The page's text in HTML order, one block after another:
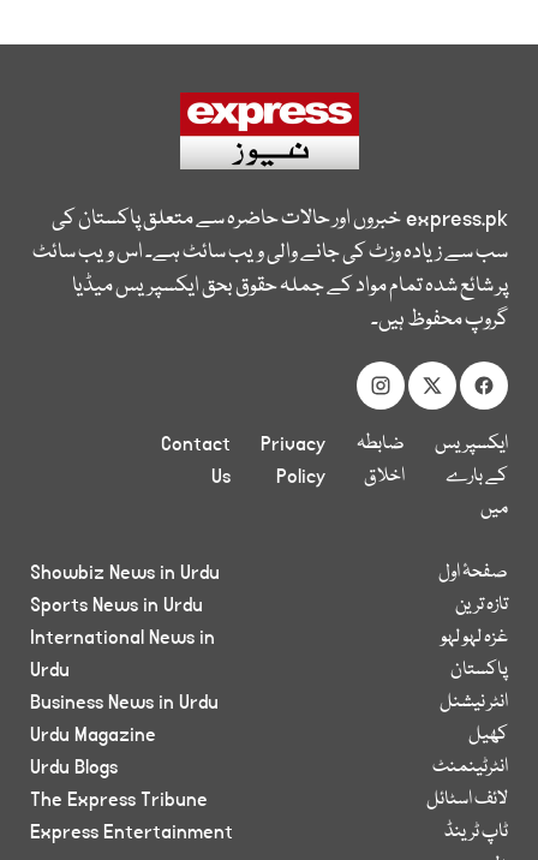
express.pkخبروں اور حالات حاضرہ سے متعلق پاکستان کی
سب سے زیادہ وزٹ کی جانے والی ویب سائٹ ہے۔ اس ویب سائٹ
پر شائع شدہ تمام مواد کے جملہ حقوق بحق ایکسپریس میڈیا
گروپ محفوظ ہیں۔
ایکسپریس
کے بارے
میں
ضابطہ
اخلاق
Privacy
Policy
Contact
Us
صفحۂ اول
تازہ ترین
غزہ لہو لہو
پاکستان
انٹر نیشنل
کھیل
انٹرٹینمنٹ
لائف اسٹائل
ٹاپ ٹرینڈ
Showbiz News in Urdu
Sports News in Urdu
International News in
Urdu
Business News in Urdu
Urdu Magazine
Urdu Blogs
The Express Tribune
Express Entertainment